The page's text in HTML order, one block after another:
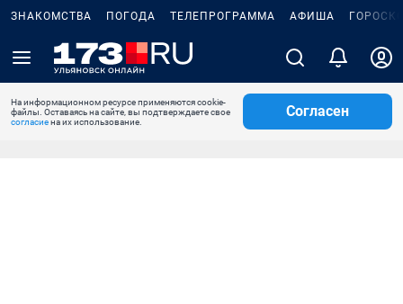
ЗНАКОМСТВА ПОГОДА ТЕЛЕПРОГРАММА АФИША
На информационном ресурсе применяются cookie-
файлы. Оставаясь на сайте, вы подтверждаете свое
согласиена их использование.
Согласен